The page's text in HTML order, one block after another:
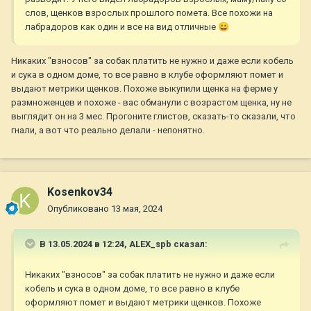
слов, щенков взрослых прошлого помета. Все похожи на
лабрадоров как один и все на вид отличные 😀
Никаких "взносов" за собак платить не нужно и даже если кобель
и сука в одном доме, то все равно в клубе оформляют помет и
выдают метрики щенков. Похоже выкупили щенка на ферме у
размноженцев и похоже - вас обманули с возрастом щенка, ну не
выглядит он на 3 мес. Прогоните глистов, сказать-то сказали, что
гнали, а вот что реально делали - непонятно.
Kosenkov34
Опубликовано 13 мая, 2024
В 13.05.2024 в 12:24, ALEX_spb сказал:
Никаких "взносов" за собак платить не нужно и даже если
кобель и сука в одном доме, то все равно в клубе
оформляют помет и выдают метрики щенков. Похоже